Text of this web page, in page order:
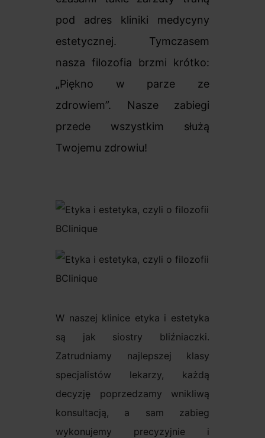
pod adres kliniki medycyny
estetycznej. Tymczasem
nasza filozofia brzmi krótko:
„Piękno w parze ze
zdrowiem”. Nasze zabiegi
przede wszystkim służą
Twojemu zdrowiu!
W naszej klinice etyka i estetyka
są jak siostry bliźniaczki.
Zatrudniamy najlepszej klasy
specjalistów lekarzy, każdą
decyzję poprzedzamy wnikliwą
konsultacją, a sam zabieg
wykonujemy precyzyjnie i